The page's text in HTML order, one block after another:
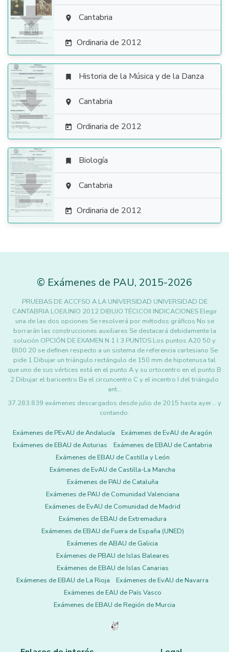
  Cantabria
 Ordinaria de 2012

 Historia de la Música y de la Danza
 Cantabria
 Ordinaria de 2012

 Biología
 Cantabria
 Ordinaria de 2012
© Exámenes de PAU, 2015-2026
PRUEBAS DE ACCFSO A LA UNIVERSIDAD UNIVERSIDAD DE
CANTABRIA LOEJUNIO 2012 DIBUJO TÉClCOII INDICACIONES Elegir
una de las dos opciones Se resolverá por métodos gráficos No se
borrarán las construcciones auxiliares Se destacará debidamente la
solución OPCIÓN DE EXAMEN N 1 l 3 PUNTOS Los puntos A20 50 y
Bl00 20 se definen respecto a un sistema de referencia cartesiano Se
pide 1 Dibujar un triángulo rectángulo de 150 mm de hipotenusa tal
que uno de sus vértices está en el punto A y su ortocentro en el punto B
2 Dibujar el baricentro Ba el circuncentro C y el incentro I del triángulo
ant…
37.283.839 exámenes descargados desde julio de 2015 hasta ayer... y
contando.
Exámenes de PEvAU de Andalucía
Exámenes de EvAU de Aragón
Exámenes de EBAU de Asturias
Exámenes de EBAU de Cantabria
Exámenes de EBAU de Castilla y León
Exámenes de EvAU de Castilla-La Mancha
Exámenes de PAU de Cataluña
Exámenes de PAU de Comunidad Valenciana
Exámenes de EvAU de Comunidad de Madrid
Exámenes de EBAU de Extremadura
Exámenes de EBAU de Fuera de España (UNED)
Exámenes de ABAU de Galicia
Exámenes de PBAU de Islas Baleares
Exámenes de EBAU de Islas Canarias
Exámenes de EBAU de La Rioja
Exámenes de EvAU de Navarra
Exámenes de EAU de País Vasco
Exámenes de EBAU de Región de Murcia